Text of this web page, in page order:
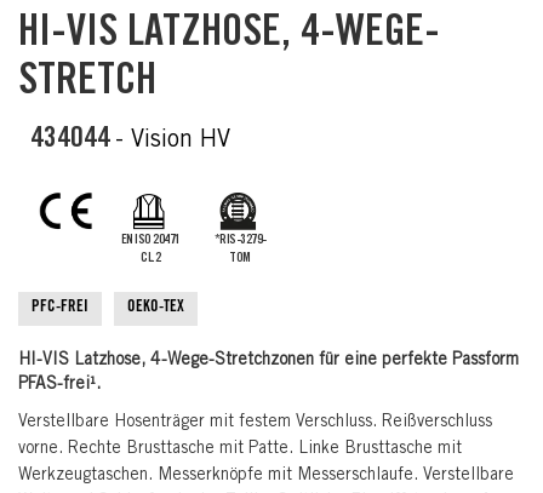
Skip
to
the
beginning
the
HI-VIS LATZHOSE, 4-WEGE-
STRETCH
434044 - Vision HV
EN ISO 20471
CL.2
*RIS-3279-
TOM
PFC-FREI OEKO-TEX
HI-VIS Latzhose, 4-Wege-Stretchzonen für eine perfekte Passform
PFAS-frei¹.
Verstellbare Hosenträger mit festem Verschluss. Reißverschluss
vorne. Rechte Brusttasche mit Patte. Linke Brusttasche mit
Werkzeugtaschen. Messerknöpfe mit Messerschlaufe. Verstellbare